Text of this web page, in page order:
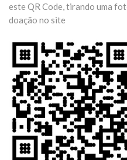
este QR Code, tirando uma
doação no site